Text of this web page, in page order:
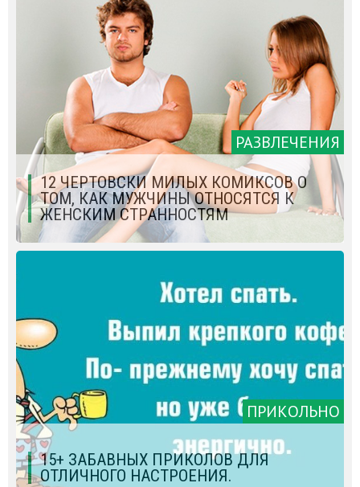
РАЗВЛЕЧЕНИЯ
12 ЧЕРТОВСКИ МИЛЫХ КОМИКСОВ О
ТОМ, КАК МУЖЧИНЫ ОТНОСЯТСЯ К
ЖЕНСКИМ СТРАННОСТЯМ
ПРИКОЛЬНО
15+ ЗАБАВНЫХ ПРИКОЛОВ ДЛЯ
ОТЛИЧНОГО НАСТРОЕНИЯ.